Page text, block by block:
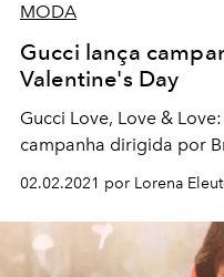
MODA
Gucci lança
Valentine's Day
Gucci Love, Love &
campanha dirigida por
02.02.2021 por Lorena